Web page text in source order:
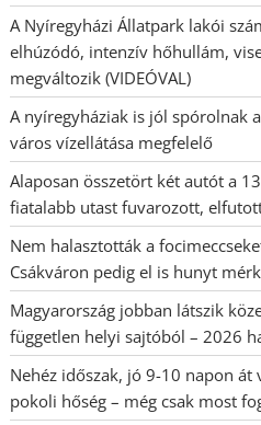
A Nyíregyházi Állatpark lakói
elhúzódó, intenzív hőhullám,
megváltozik (VIDEÓVAL)
A nyíregyháziak is jól spórolnak
város vízellátása megfelelő
Alaposan összetört két autót a
fiatalabb utast fuvarozott,
Nem halasztották a
Csákváron pedig el is hunyt
Magyarország jobban látszik
független helyi sajtóból – 2026
Nehéz időszak, jó 9-10 napon
pokoli hőség – még csak most